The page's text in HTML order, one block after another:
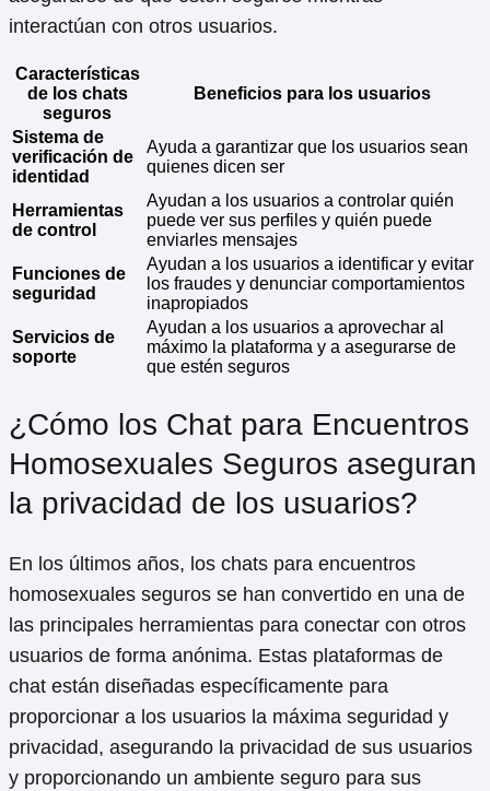
interactúan con otros usuarios.
Características
de los chats
seguros
Beneficios para los usuarios
Sistema de
verificación de
identidad
Ayuda a garantizar que los usuarios sean
quienes dicen ser
Herramientas
de control
Ayudan a los usuarios a controlar quién
puede ver sus perfiles y quién puede
enviarles mensajes
Funciones de
seguridad
Ayudan a los usuarios a identificar y evitar
los fraudes y denunciar comportamientos
inapropiados
Servicios de
soporte
Ayudan a los usuarios a aprovechar al
máximo la plataforma y a asegurarse de
que estén seguros
¿Cómo los Chat para Encuentros
Homosexuales Seguros aseguran
la privacidad de los usuarios?
En los últimos años, los chats para encuentros
homosexuales seguros se han convertido en una de
las principales herramientas para conectar con otros
usuarios de forma anónima. Estas plataformas de
chat están diseñadas específicamente para
proporcionar a los usuarios la máxima seguridad y
privacidad, asegurando la privacidad de sus usuarios
y proporcionando un ambiente seguro para sus